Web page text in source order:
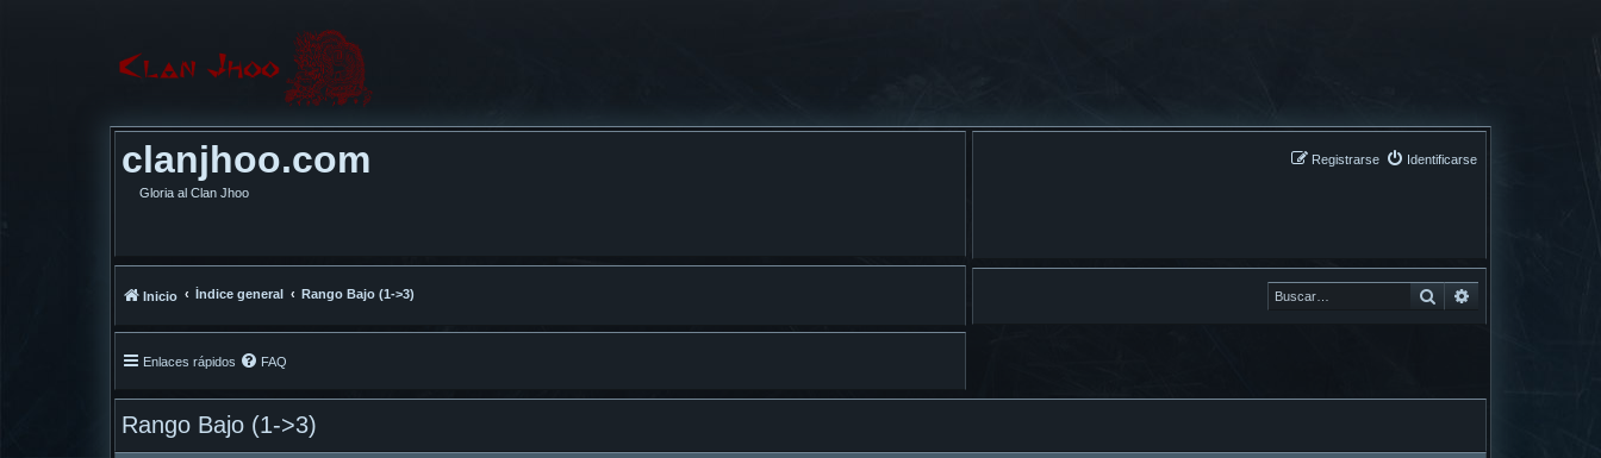
clanjhoo.com
Gloria al Clan Jhoo
Identificarse
Registrarse
Buscar
Inicio Índice general Rango Bajo (1->3)
Enlaces rápidos FAQ
Rango Bajo (1->3)